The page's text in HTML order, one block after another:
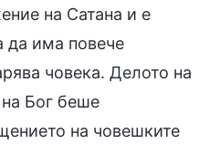
на Сатана и е
да има повече
човека. Делото на
Бог беше
на човешките